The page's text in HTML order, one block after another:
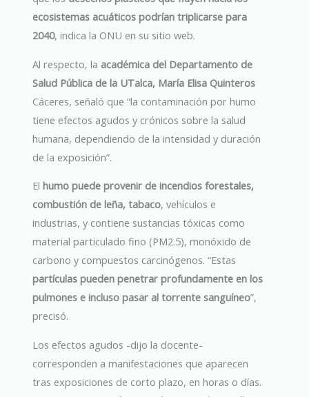
ecosistemas acuáticos podrían triplicarse para
2040, indica la ONU en su sitio web.
Al respecto, la académica del Departamento de
Salud Pública de la UTalca, María Elisa Quinteros
Cáceres, señaló que “la contaminación por humo
tiene efectos agudos y crónicos sobre la salud
humana, dependiendo de la intensidad y duración
de la exposición”.
Elhumo puede provenir de incendios forestales,
combustión de leña, tabaco, vehículos e
industrias, y contiene sustancias tóxicas como
material particulado fino (PM2.5), monóxido de
carbono y compuestos carcinógenos. “Estas
partículas pueden penetrar profundamente en los
pulmones e incluso pasar al torrente sanguíneo”,
precisó.
Los efectos agudos -dijo la docente-
corresponden a manifestaciones que aparecen
tras exposiciones de corto plazo, en horas o días.